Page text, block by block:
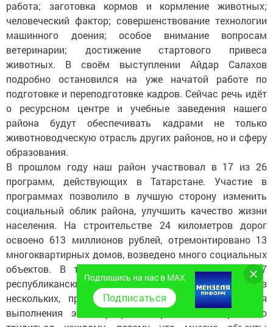
работа; заготовка кормов и кормление животных;
человеческий фактор; совершенствование технологии
машинного доения; особое внимание вопросам
ветеринарии; достижение стартового привеса
животных. В своём выступлении Айдар Салахов
подробно остановился на уже начатой работе по
подготовке и переподготовке кадров. Сейчас речь идёт
о ресурсном центре и учебные заведения нашего
района будут обеспечивать кадрами не только
животноводческую отрасль других районов, но и сферу
образования.
В прошлом году наш район участвовал в 17 из 26
программ, действующих в Татарстане. Участие в
программах позволило в лучшую сторону изменить
социальный облик района, улучшить качество жизни
населения. На строительстве 24 километров дорог
освоено 613 миллионов рублей, отремонтировано 13
многоквартирных домов, возведено много социальных
объектов. В текущем году район участвует в 27
республиканских программах, а также ещё в
нескольких, присущих только нашему району. Для
выполнения этих программ предстоит напряжённо
Подпишись на нас в MAX
Подписаться